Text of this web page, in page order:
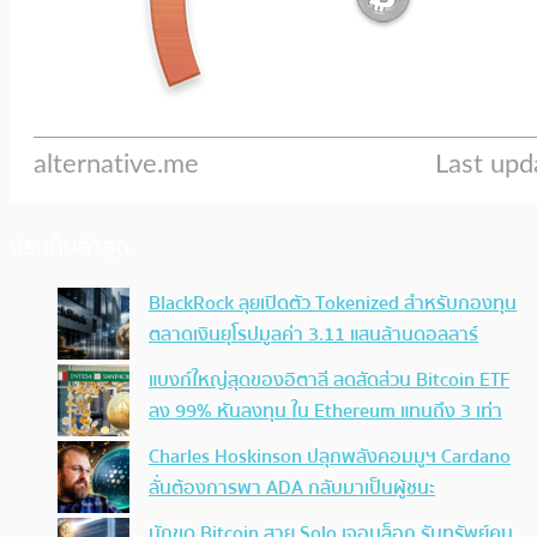
BlackRock ลุยเปิดตัว Tokenized สำหรับกองทุน
ตลาดเงินยุโรปมูลค่า 3.11 แสนล้านดอลลาร์
แบงก์ใหญ่สุดของอิตาลี ลดสัดส่วน Bitcoin ETF
ลง 99% หันลงทุน ใน Ethereum แทนถึง 3 เท่า
Charles Hoskinson ปลุกพลังคอมมูฯ Cardano
ลั่นต้องการพา ADA กลับมาเป็นผู้ชนะ